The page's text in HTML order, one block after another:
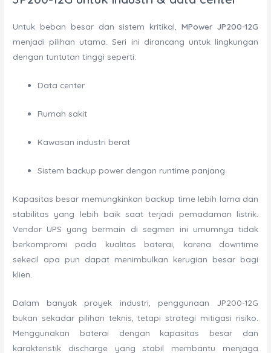
Untuk beban besar dan sistem kritikal,MPower JP200-12G
menjadi pilihan utama. Seri ini dirancang untuk lingkungan
dengan tuntutan tinggi seperti:
Data center
Rumah sakit
Kawasan industri berat
Sistem backup power dengan runtime panjang
Kapasitas besar memungkinkan backup time lebih lama dan
stabilitas yang lebih baik saat terjadi pemadaman listrik.
Vendor UPS yang bermain di segmen ini umumnya tidak
berkompromi pada kualitas baterai, karena downtime
sekecil apa pun dapat menimbulkan kerugian besar bagi
klien.
Dalam banyak proyek industri, penggunaan JP200-12G
bukan sekadar pilihan teknis, tetapi strategi mitigasi risiko.
Menggunakan baterai dengan kapasitas besar dan
karakteristik discharge yang stabil membantu menjaga